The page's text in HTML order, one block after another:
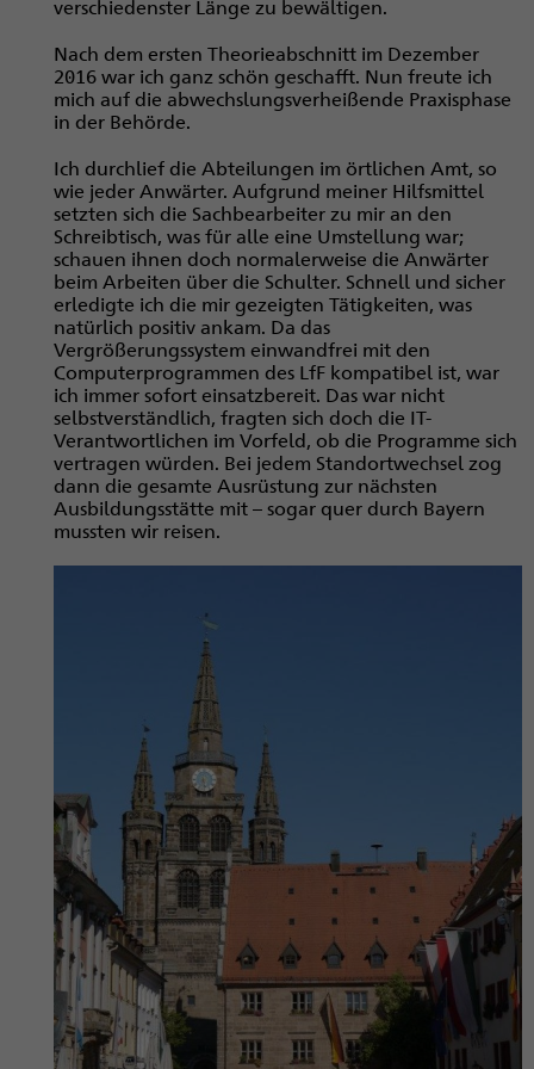
verschiedenster Länge zu bewältigen.
Nach dem ersten Theorieabschnitt im Dezember
2016 war ich ganz schön geschafft. Nun freute ich
mich auf die abwechslungsverheißende Praxisphase
in der Behörde.
Ich durchlief die Abteilungen im örtlichen Amt, so
wie jeder Anwärter. Aufgrund meiner Hilfsmittel
setzten sich die Sachbearbeiter zu mir an den
Schreibtisch, was für alle eine Umstellung war;
schauen ihnen doch normalerweise die Anwärter
beim Arbeiten über die Schulter. Schnell und sicher
erledigte ich die mir gezeigten Tätigkeiten, was
natürlich positiv ankam. Da das
Vergrößerungssystem einwandfrei mit den
Computerprogrammen des LfF kompatibel ist, war
ich immer sofort einsatzbereit. Das war nicht
selbstverständlich, fragten sich doch die IT-
Verantwortlichen im Vorfeld, ob die Programme sich
vertragen würden. Bei jedem Standortwechsel zog
dann die gesamte Ausrüstung zur nächsten
Ausbildungsstätte mit – sogar quer durch Bayern
mussten wir reisen.